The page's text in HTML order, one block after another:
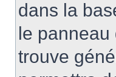
dans la
le panneau
trouve